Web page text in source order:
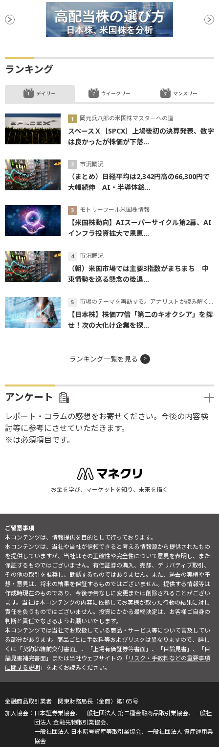
決算 消費者物価指数
CPI
ステーブルコイン 利下げ
ランキング
デイリー
岡元兵八郎の米国株マスターへの道
スペースＸ［SPCX］上場後初の決算発表、数字
は良かったが株価が下落...
市況概況
（まとめ）日経平均は2,342円高の66,300円で
大幅続伸 AI・半導体銘...
モトリーフール米国株情報
【米国株動向】AIスーパーサイクル第2幕、AI
インフラ投資拡大で恩恵...
市況概況
（朝）米国市場では主要3指数がまちまち 中
東情勢を巡る懸念の後退...
市場のテーマを再訪する。アナリストが読み解くテーマの本質
【日本株】株価77倍「第二のキオクシア」を探
せ！次の大化け企業を探...
ウイークリー マンスリー
ランキング一覧を見る
アンケート
レポート・コラムの感想をお寄せください。今後の内容検
討等に参考にさせていただきます。
※は必須項目です。
お金を学び、マーケットを知り、未来を描く
ご留意事項
本コンテンツは、情報提供を目的として行っております。
本コンテンツは、当社や当社が信頼できると考える情報源から提供されたもの
を提供していますが、当社はその正確性や完全性について意見を表明し、また
保証するものではございません。有価証券の購入、売却、デリバティブ取引、
その他の取引を推奨し、勧誘するものではありません。また、過去の実績や予
想・意見は、将来の結果を保証するものではございません。提供する情報等は
作成時現在のものであり、今後予告なしに変更または削除されることがござい
ます。当社は本コンテンツの内容に依拠してお客様が取った行動の結果に対し
責任を負うものではございません。投資にかかる最終決定は、お客様ご自身の
判断と責任でなさるようお願いいたします。
本コンテンツでは当社でお取扱している商品・サービス等について言及してい
る部分があります。商品ごとに手数料等およびリスクは異なりますので、詳し
くは「契約締結前交付書面」、「上場有価証券等書面」、「目論見書」、「目
論見書補完書面」または当社ウェブサイトの「リスク・手数料などの重要事項
に関する説明」をよくお読みください。
金融商品取引業者 関東財務局長（金商）第165号
日本証券業協会、一般社団法人 第二種金融商品取引業協会、一般社
団法人 金融先物取引業協会、
一般社団法人 日本暗号資産等取引業協会、一般社団法人 資産運用業
協会